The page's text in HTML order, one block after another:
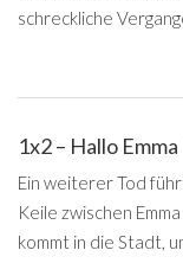
schreckliche
1x2 – Hallo Emma
Ein weiterer Tod
Keile zwischen
kommt in die Stadt,